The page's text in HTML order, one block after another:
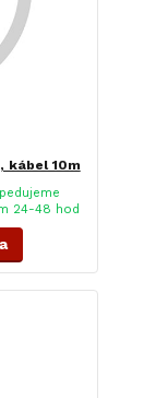
kábel 10m
24-48 hod